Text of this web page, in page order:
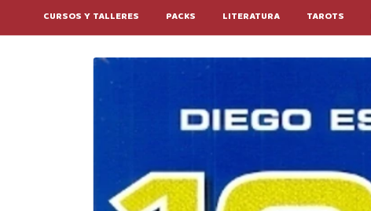
CURSOS Y TALLERES
PACKS LITERATURA TAROTS